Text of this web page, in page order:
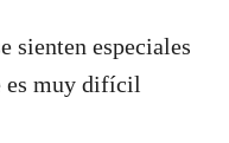
sienten especiales
es muy difícil